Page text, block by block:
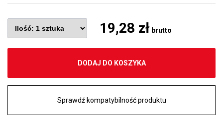
19,28 zł brutto
DODAJ DO KOSZYKA
Sprawdź kompatybilność produktu